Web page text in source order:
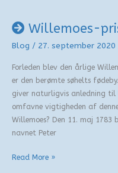
Willemoes-
Blog / 27. september 2020
Forleden blev den årlige
er den berømte søhelts
giver naturligvis anledning
omfavne vigtigheden af
Willemoes? Den 11. maj
navnet Peter
Willemoes-
Read More »